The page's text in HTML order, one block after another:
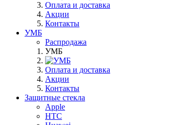
Оплата и доставка
Акции
Контакты
УМБ
Распродажа
УМБ
Оплата и доставка
Акции
Контакты
Защитные стекла
Apple
HTC